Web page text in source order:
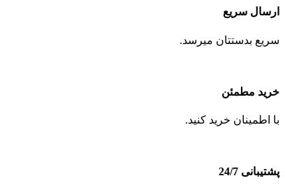
ارسال سریع
سریع بدستتان میرسد.
خرید مطمئن
با اطمینان خرید کنید.
پشتیبانی 24/7